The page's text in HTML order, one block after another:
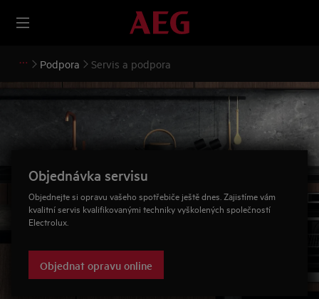
Podpora Servis a podpora
Objednávka servisu
Objednejte si opravu vašeho spotřebiče ještě dnes. Zajistíme vám
kvalitní servis kvalifikovanými techniky vyškolených společností
Electrolux.
Objednat opravu online